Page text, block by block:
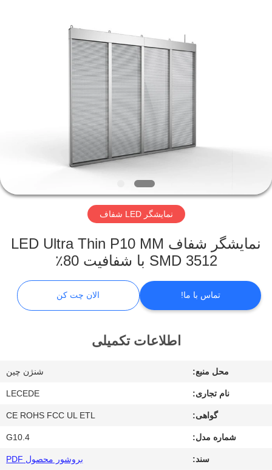
نمایش
ما
کیفیت
نمایشگر LED شفاف
نمایشگر شفاف LED Ultra Thin P10 MM
SMD 3512 با شفافیت 80٪
تماس با ما! الان چت کن
اطلاعات تکمیلی
محل منبع: شنژن چین
نام تجاری: LECEDE
گواهی: CE ROHS FCC UL ETL
شماره مدل: G10.4
سند: بروشور محصول PDF